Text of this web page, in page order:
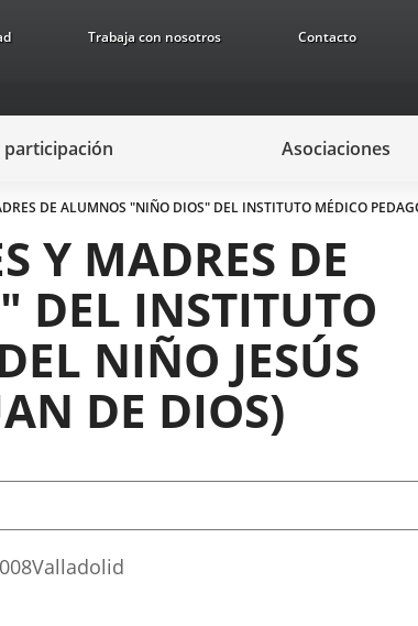
Trabaja con nosotros Contacto
participación Asociaciones
DE ALUMNOS "NIÑO DIOS" DEL INSTITUTO MÉDICO
Y MADRES DE
DEL INSTITUTO
NIÑO JESÚS
DE DIOS)
Valladolid